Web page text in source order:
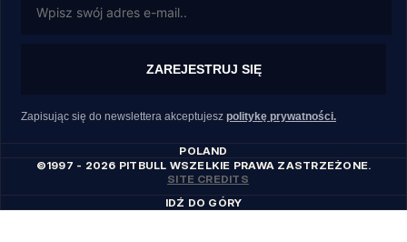
ZAREJESTRUJ SIĘ
Zapisując się do newslettera akceptujesz politykę prywatności.
POLAND
©1997 - 2026 PITBULL WSZELKIE PRAWA ZASTRZEŻONE.
SITE CREDITS
IDŹ DO GÓRY